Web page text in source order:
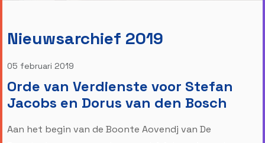
Nieuwsarchief 2019
05 februari 2019
Orde van Verdienste voor Stefan
Jacobs en Dorus van den Bosch
Aan het begin van de Boonte Aovendj van De